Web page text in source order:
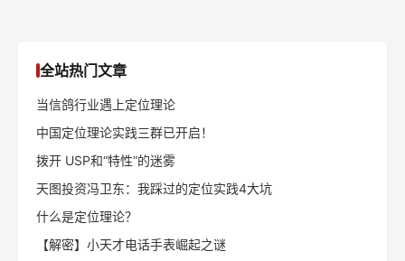
全站热门文章
当信鸽行业遇上定位理论
中国定位理论实践三群已开启！
拨开 USP和“特性”的迷雾
天图投资冯卫东：我踩过的定位实践4大坑
什么是定位理论？
【解密】小天才电话手表崛起之谜